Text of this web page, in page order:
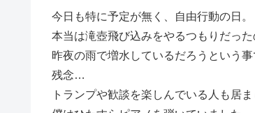
今日も特に予定が無く、自由行動の日。
本当は滝壺飛び込みをやるつもりだった
昨夜の雨で増水しているだろうという事
残念…
トランプや歓談を楽しんでいる人も居ま